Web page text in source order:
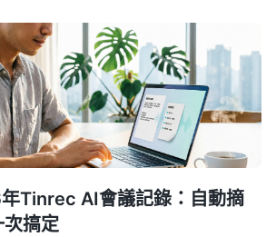
年Tinrec AI會議記錄：自動摘
搞定